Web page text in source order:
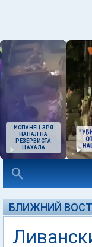
ИСПАНЕЦ ЗРЯ
НАПАЛ НА
РЕЗЕРВИСТА
ЦАХАЛА
БЛИЖНИЙ